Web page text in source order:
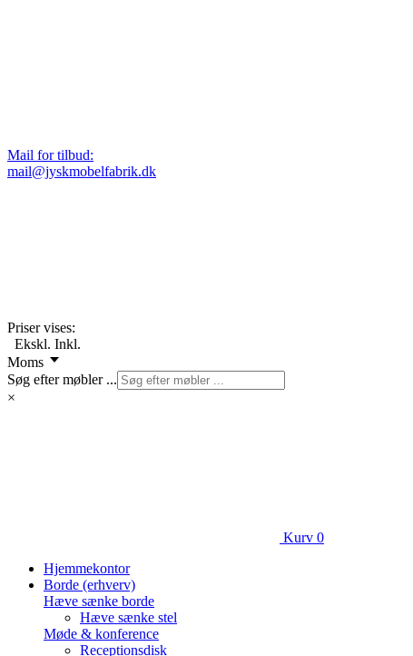
Mail for tilbud:
mail@jyskmobelfabrik.dk
Priser vises:
Ekskl. Inkl.
Moms
Søg efter møbler ...
×
Kurv 0
Hjemmekontor
Borde (erhverv)
Hæve sænke borde
Hæve sænke stel
Møde & konference
Receptionsdisk